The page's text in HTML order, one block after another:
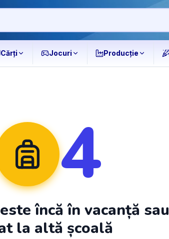
Cărți Jocuri Producție
4
încă în vacanță sau
la altă școală